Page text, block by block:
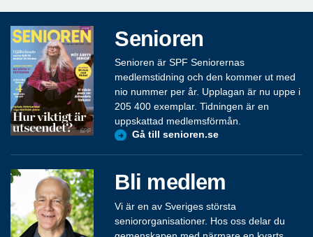
Senioren
Senioren är SPF Seniorernas
medlemstidning och den kommer ut med
nio nummer per år. Upplagan är nu uppe i
205 400 exemplar. Tidningen är en
uppskattad medlemsförmån.
Gå till senioren.se
Bli medlem
Vi är en av Sveriges största
seniororganisationer. Hos oss delar du